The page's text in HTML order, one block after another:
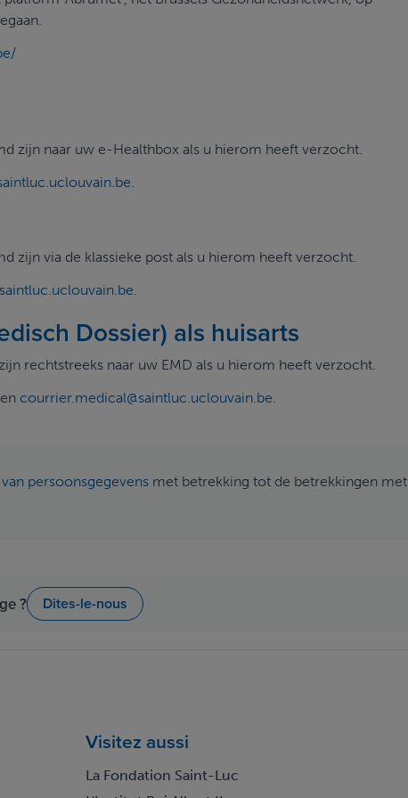
zijn naar uw e-Healthbox als u hierom heeft verzocht.
.
zijn via de klassieke post als u hierom heeft verzocht.
.
Dossier) als huisarts
rechtstreeks naar uw EMD als u hierom heeft verzocht.
courrier.medical@saintluc.uclouvain.be.
persoonsgegevens met betrekking tot de betrekkingen met
? Dites-le-nous
Visitez aussi
La Fondation Saint-Luc